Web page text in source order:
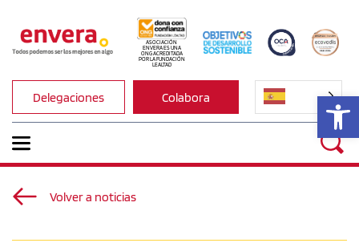
ASOCIACIÓN
ENVERA ES UNA
ONG ACREDITADA
POR LA FUNDACIÓN
LEALTAD
Delegaciones Colabora
Volver a noticias